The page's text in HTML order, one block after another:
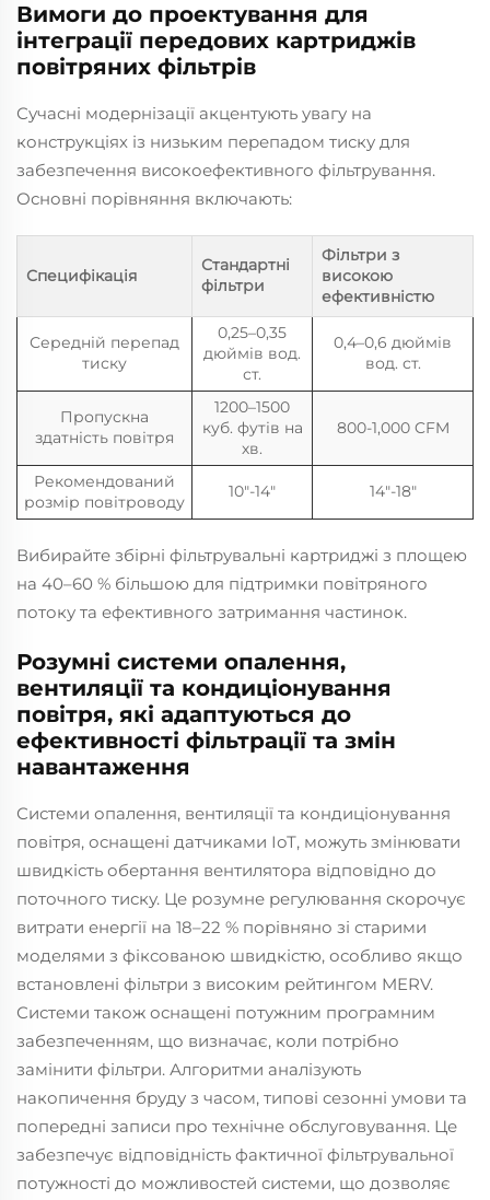
Вимоги до проектування для
інтеграції передових картриджів
повітряних фільтрів
Сучасні модернізації акцентують увагу на
конструкціях із низьким перепадом тиску для
забезпечення високоефективного фільтрування.
Основні порівняння включають:
Специфікація
Стандартні
фільтри
Фільтри з
високою
ефективністю
Середній перепад
тиску
0,25–0,35
дюймів вод.
ст.
0,4–0,6 дюймів
вод. ст.
Пропускна
здатність повітря
1200–1500
куб. футів на
хв.
800-1,000 CFM
Рекомендований
розмір повітроводу
10"-14" 14"-18"
Вибирайте збірні фільтрувальні картриджі з площею
на 40–60 % більшою для підтримки повітряного
потоку та ефективного затримання частинок.
Розумні системи опалення,
вентиляції та кондиціонування
повітря, які адаптуються до
ефективності фільтрації та змін
навантаження
Системи опалення, вентиляції та кондиціонування
повітря, оснащені датчиками ІоТ, можуть змінювати
швидкість обертання вентилятора відповідно до
поточного тиску. Це розумне регулювання скорочує
витрати енергії на 18–22 % порівняно зі старими
моделями з фіксованою швидкістю, особливо якщо
встановлені фільтри з високим рейтингом MERV.
Системи також оснащені потужним програмним
забезпеченням, що визначає, коли потрібно
замінити фільтри. Алгоритми аналізують
накопичення бруду з часом, типові сезонні умови та
попередні записи про технічне обслуговування. Це
забезпечує відповідність фактичної фільтрувальної
потужності до можливостей системи, що дозволяє